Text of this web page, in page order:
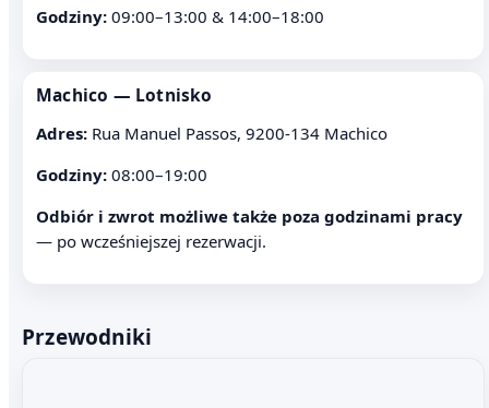
Godziny: 09:00–13:00 & 14:00–18:00
Machico — Lotnisko
Adres: Rua Manuel Passos, 9200-134 Machico
Godziny: 08:00–19:00
Odbiór i zwrot możliwe także poza godzinami pracy
— po wcześniejszej rezerwacji.
Przewodniki